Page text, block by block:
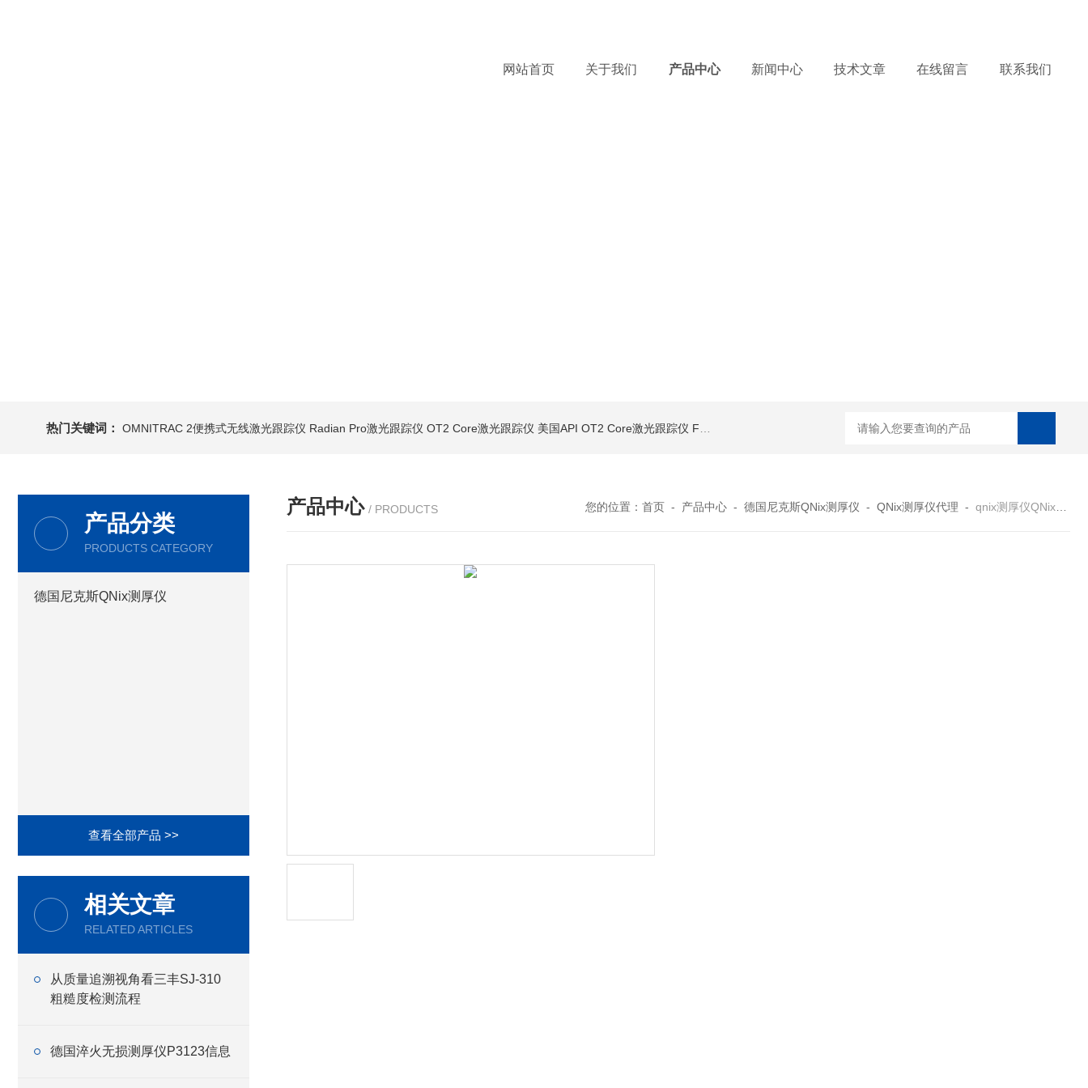
网站首页 关于我们 产品中心 新闻中心 技术文章 在线留言 联系我们
热门关键词： OMNITRAC 2便携式无线激光跟踪仪 Radian Pro激光跟踪仪 OT2 Core激光跟踪仪 美国API OT2 Core激光跟踪仪 Feritscope DMP30德国菲希尔铁素体测量仪DMP30新款
产品分类
PRODUCTS CATEGORY
德国尼克斯QNix测厚仪
查看全部产品 >>
相关文章
RELATED ARTICLES
从质量追溯视角看三丰SJ-310
粗糙度检测流程
德国淬火无损测厚仪P3123信息
产品中心 / PRODUCTS 您的位置：首页 - 产品中心 -德国尼克斯QNix测厚仪 -QNix测厚仪代理 -qnix测厚仪QNix4500德国制造